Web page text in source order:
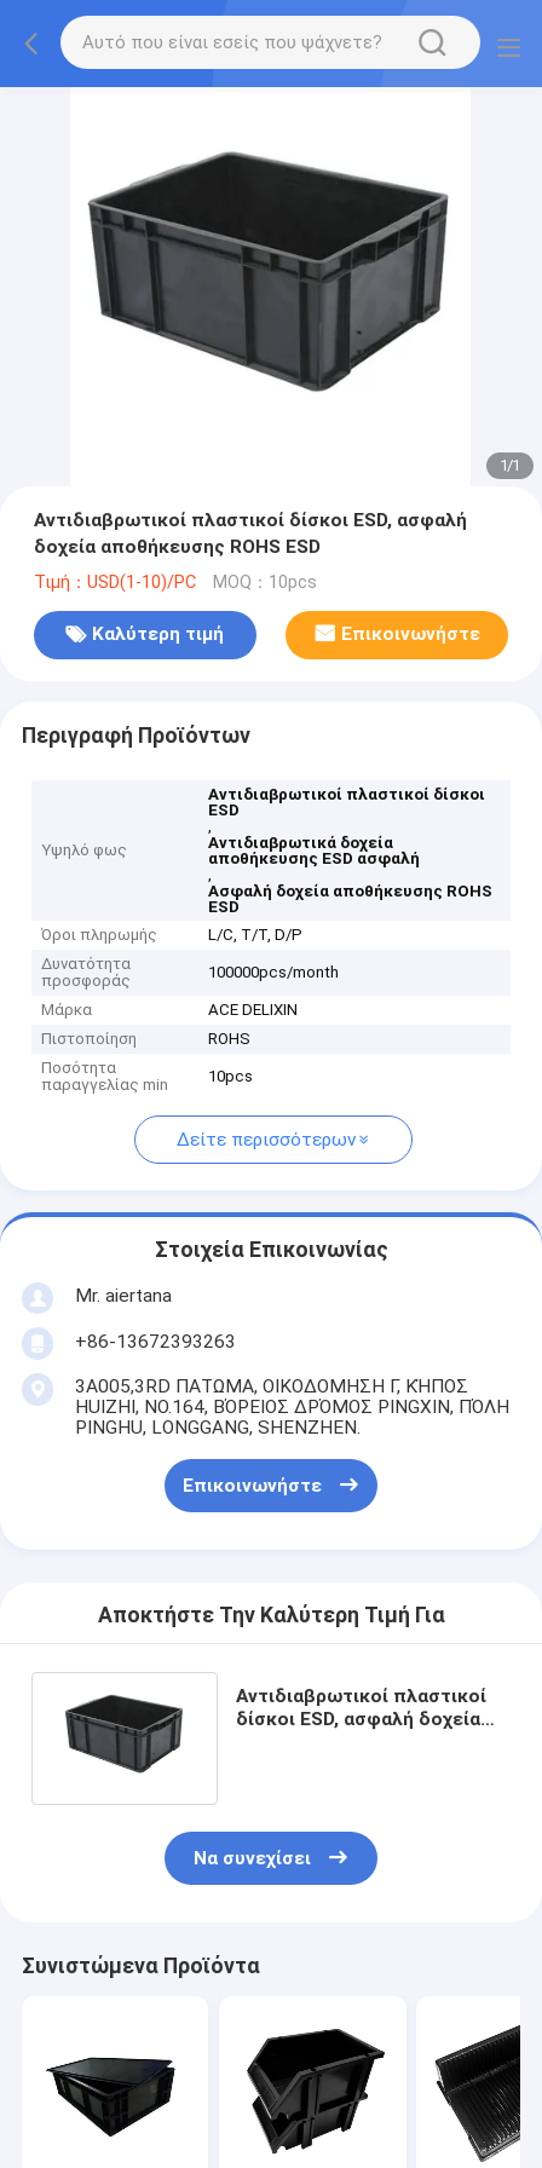
1/1
Αντιδιαβρωτικοί πλαστικοί δίσκοι ESD, ασφαλή
δοχεία αποθήκευσης ROHS ESD
Τιμή：USD(1-10)/PC MOQ：10pcs
Καλύτερη τιμή Επικοινωνήστε
Περιγραφή Προϊόντων
Υψηλό φως
Αντιδιαβρωτικοί πλαστικοί δίσκοι
ESD
,
Αντιδιαβρωτικά δοχεία
αποθήκευσης ESD ασφαλή
,
Ασφαλή δοχεία αποθήκευσης ROHS
ESD
Όροι πληρωμής
L/C, T/T, D/P
Δυνατότητα
προσφοράς
100000pcs/month
Μάρκα
ACE DELIXIN
Πιστοποίηση
ROHS
Ποσότητα
παραγγελίας min
10pcs
Δείτε περισσότερων
Στοιχεία Επικοινωνίας
Mr. aiertana
+86-13672393263
3A005,3RD ΠΑΤΩΜΑ, ΟΙΚΟΔΟΜΗΣΗ Γ, ΚΉΠΟΣ
HUIZHI, NO.164, ΒΌΡΕΙΟΣ ΔΡΌΜΟΣ PINGXIN, ΠΌΛΗ
PINGHU, LONGGANG, SHENZHEN.
Επικοινωνήστε
Αποκτήστε Την Καλύτερη Τιμή Για
Αντιδιαβρωτικοί πλαστικοί
δίσκοι ESD, ασφαλή δοχεία
Να συνεχίσει
Συνιστώμενα Προϊόντα